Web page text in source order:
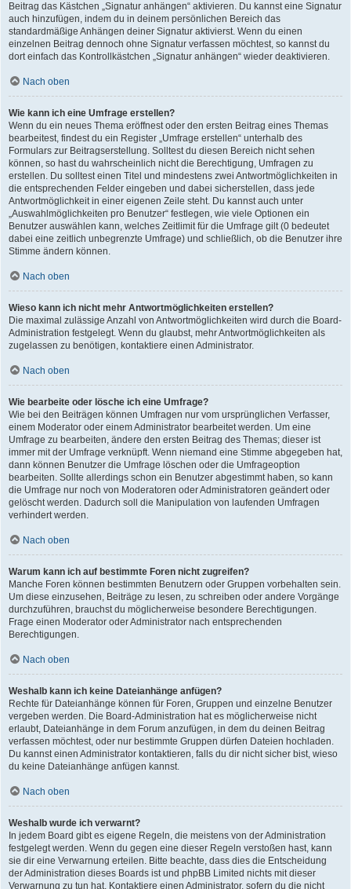
Beitrag das Kästchen „Signatur anhängen“ aktivieren. Du kannst eine Signatur
auch hinzufügen, indem du in deinem persönlichen Bereich das
standardmäßige Anhängen deiner Signatur aktivierst. Wenn du einen
einzelnen Beitrag dennoch ohne Signatur verfassen möchtest, so kannst du
dort einfach das Kontrollkästchen „Signatur anhängen“ wieder deaktivieren.
Nach oben
Wie kann ich eine Umfrage erstellen?
Wenn du ein neues Thema eröffnest oder den ersten Beitrag eines Themas
bearbeitest, findest du ein Register „Umfrage erstellen“ unterhalb des
Formulars zur Beitragserstellung. Solltest du diesen Bereich nicht sehen
können, so hast du wahrscheinlich nicht die Berechtigung, Umfragen zu
erstellen. Du solltest einen Titel und mindestens zwei Antwortmöglichkeiten in
die entsprechenden Felder eingeben und dabei sicherstellen, dass jede
Antwortmöglichkeit in einer eigenen Zeile steht. Du kannst auch unter
„Auswahlmöglichkeiten pro Benutzer“ festlegen, wie viele Optionen ein
Benutzer auswählen kann, welches Zeitlimit für die Umfrage gilt (0 bedeutet
dabei eine zeitlich unbegrenzte Umfrage) und schließlich, ob die Benutzer ihre
Stimme ändern können.
Nach oben
Wieso kann ich nicht mehr Antwortmöglichkeiten erstellen?
Die maximal zulässige Anzahl von Antwortmöglichkeiten wird durch die Board-
Administration festgelegt. Wenn du glaubst, mehr Antwortmöglichkeiten als
zugelassen zu benötigen, kontaktiere einen Administrator.
Nach oben
Wie bearbeite oder lösche ich eine Umfrage?
Wie bei den Beiträgen können Umfragen nur vom ursprünglichen Verfasser,
einem Moderator oder einem Administrator bearbeitet werden. Um eine
Umfrage zu bearbeiten, ändere den ersten Beitrag des Themas; dieser ist
immer mit der Umfrage verknüpft. Wenn niemand eine Stimme abgegeben hat,
dann können Benutzer die Umfrage löschen oder die Umfrageoption
bearbeiten. Sollte allerdings schon ein Benutzer abgestimmt haben, so kann
die Umfrage nur noch von Moderatoren oder Administratoren geändert oder
gelöscht werden. Dadurch soll die Manipulation von laufenden Umfragen
verhindert werden.
Nach oben
Warum kann ich auf bestimmte Foren nicht zugreifen?
Manche Foren können bestimmten Benutzern oder Gruppen vorbehalten sein.
Um diese einzusehen, Beiträge zu lesen, zu schreiben oder andere Vorgänge
durchzuführen, brauchst du möglicherweise besondere Berechtigungen.
Frage einen Moderator oder Administrator nach entsprechenden
Berechtigungen.
Nach oben
Weshalb kann ich keine Dateianhänge anfügen?
Rechte für Dateianhänge können für Foren, Gruppen und einzelne Benutzer
vergeben werden. Die Board-Administration hat es möglicherweise nicht
erlaubt, Dateianhänge in dem Forum anzufügen, in dem du deinen Beitrag
verfassen möchtest, oder nur bestimmte Gruppen dürfen Dateien hochladen.
Du kannst einen Administrator kontaktieren, falls du dir nicht sicher bist, wieso
du keine Dateianhänge anfügen kannst.
Nach oben
Weshalb wurde ich verwarnt?
In jedem Board gibt es eigene Regeln, die meistens von der Administration
festgelegt werden. Wenn du gegen eine dieser Regeln verstoßen hast, kann
sie dir eine Verwarnung erteilen. Bitte beachte, dass dies die Entscheidung
der Administration dieses Boards ist und phpBB Limited nichts mit dieser
Verwarnung zu tun hat. Kontaktiere einen Administrator, sofern du die nicht